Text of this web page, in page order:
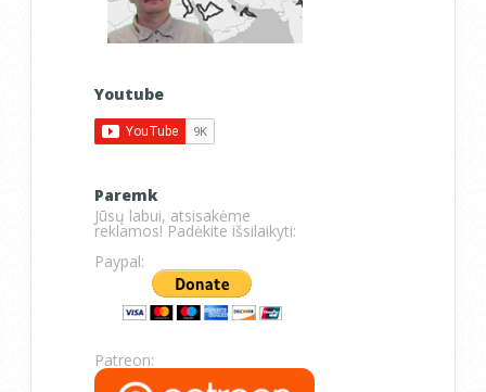
Youtube
Paremk
Jūsų labui, atsisakėme
reklamos! Padėkite išsilaikyti:
Paypal:
Patreon: